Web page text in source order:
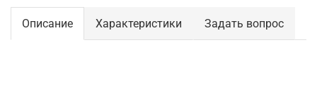
Описание Характеристики Задать вопрос